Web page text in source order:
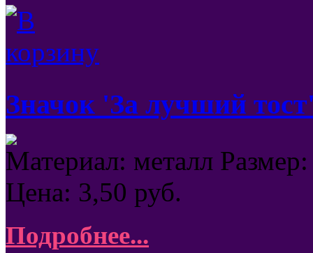
Значок 'За лучший
Материал: металл
Цена: 3,50 руб.
Подробнее...